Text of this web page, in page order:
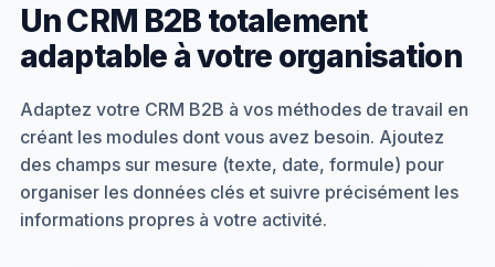
Un CRM B2B totalement
adaptable à votre organisation
Adaptez votre CRM B2B à vos méthodes de travail en
créant les modules dont vous avez besoin. Ajoutez
des champs sur mesure (texte, date, formule) pour
organiser les données clés et suivre précisément les
informations propres à votre activité.